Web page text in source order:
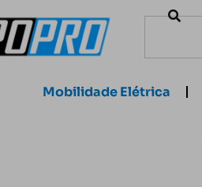
Mobilidade Elétrica